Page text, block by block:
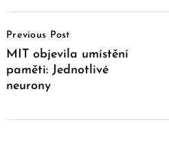
Navigation
Previous Post
MIT objevila umístění
paměti: Jednotlivé
neurony